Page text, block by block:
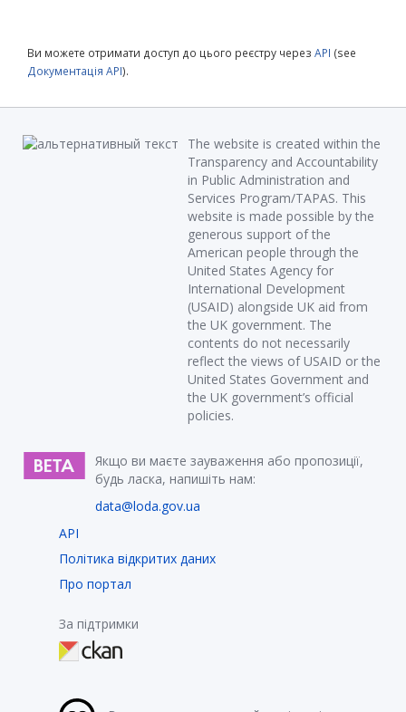
Ви можете отримати доступ до цього реєстру через API (see
Документація API).
The website is created within the
Transparency and Accountability
in Public Administration and
Services Program/TAPAS. This
website is made possible by the
generous support of the
American people through the
United States Agency for
International Development
(USAID) alongside UK aid from
the UK government. The
contents do not necessarily
reflect the views of USAID or the
United States Government and
the UK government’s official
policies.
Якщо ви маєте зауваження або пропозиції,
будь ласка, напишіть нам:
data@loda.gov.ua
API
Політика відкритих даних
Про портал
За підтримки